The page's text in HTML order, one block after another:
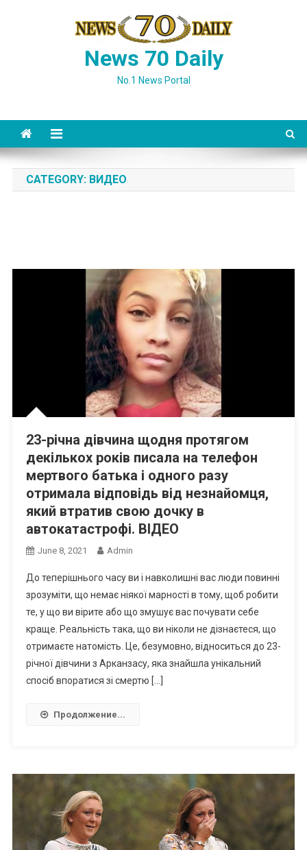
News 70 Daily
No.1 News Portal
CATEGORY: ВИДЕО
23-річна дівчина щодня протягом
декількох років писала на телефон
мертвого батька і одного разу
отримала відповідь від незнайомця,
який втратив свою дочку в
автокатастрофі. ВIДЕО
June 8, 2021 Admin
До теперішнього часу ви і навколишні вас люди повинні
зрозуміти, що немає ніякої марності в тому, щоб робити
те, у що ви вірите або що змушує вас почувати себе
краще. Реальність така, що ви ніколи не дізнаєтеся, що
отримаєте натомість. Це, безумовно, відноситься до 23-
річної дівчини з Арканзасу, яка знайшла унікальний
спосіб впоратися зі смертю […]
Продолжение...